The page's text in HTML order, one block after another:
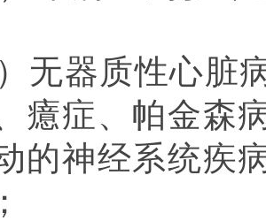
）无器质性心脏
癔症、帕金森
的神经系统疾